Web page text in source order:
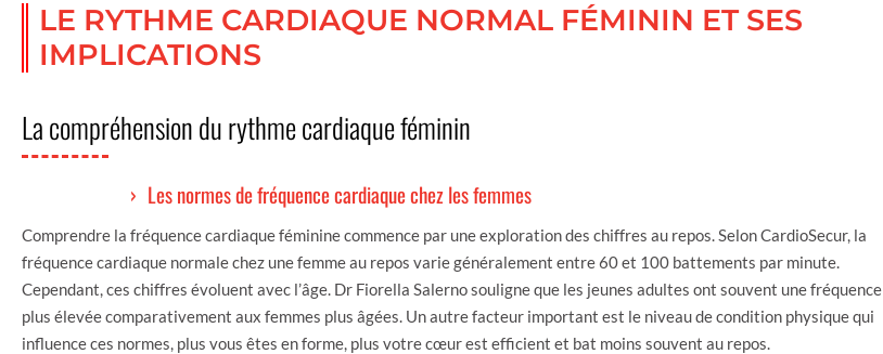
LE RYTHME CARDIAQUE NORMAL FÉMININ ET SES
IMPLICATIONS
La compréhension du rythme cardiaque féminin
Les normes de fréquence cardiaque chez les femmes
Comprendre la fréquence cardiaque féminine commence par une exploration des chiffres au repos. Selon CardioSecur, la
fréquence cardiaque normale chez une femme au repos varie généralement entre 60 et 100 battements par minute.
Cependant, ces chiffres évoluent avec l’âge. Dr Fiorella Salerno souligne que les jeunes adultes ont souvent une fréquence
plus élevée comparativement aux femmes plus âgées. Un autre facteur important est le niveau de condition physique qui
influence ces normes, plus vous êtes en forme, plus votre cœur est efficient et bat moins souvent au repos.